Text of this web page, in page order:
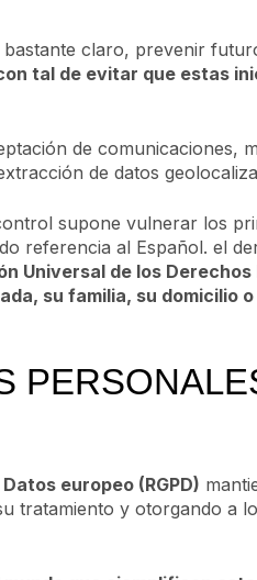
bastante claro, prevenir
tal de evitar que estas
de comunicaciones,
de datos
supone vulnerar los
referencia al Español. el
Universal de los
su familia, su domicilio
europeo (RGPD)
tratamiento y otorgando a